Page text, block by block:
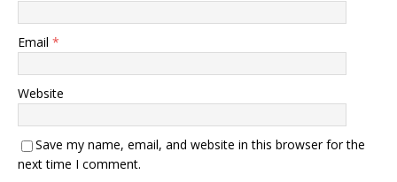
Email *
Website
Save my name, email, and website in this browser for the
next time I comment.